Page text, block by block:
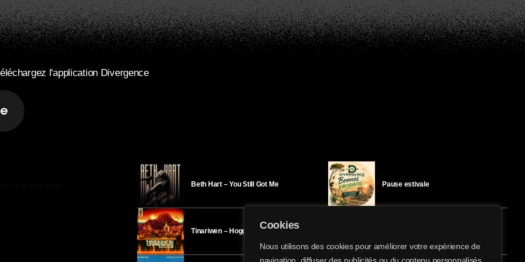
Cookies
Nous utilisons des cookies pour améliorer votre expérience de
l'application Divergence
Beth Hart – You Still Got Me
Tinariwen – Hoggar
Pause estivale